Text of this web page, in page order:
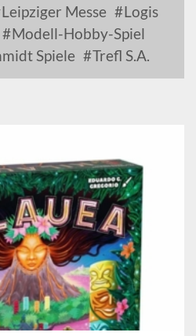
Messe
Logis
Modell-Hobby-Spiel
Spiele Trefl S.A.